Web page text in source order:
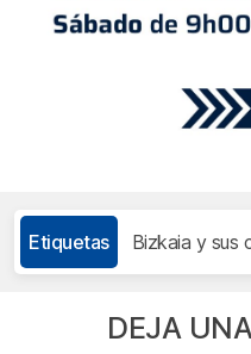
Etiquetas Bizkaia y sus
DEJA